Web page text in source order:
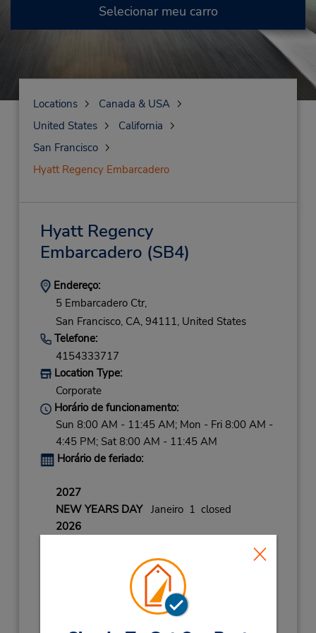
Selecionar meu carro
Locations
Canada & USA
United States
California
San Francisco
Hyatt Regency Embarcadero
Hyatt Regency
Embarcadero (SB4)
Endereço:
5 Embarcadero Ctr,
San Francisco, CA, 94111, United States
Telefone:
4154333717
Location Type:
Corporate
Horário de funcionamento:
Sun 8:00 AM - 11:45 AM; Mon - Fri 8:00 AM -
4:45 PM; Sat 8:00 AM - 11:45 AM
Horário de feriado:
2027
NEW YEARS DAYJaneiro 1 closed
2026
Dezembro 24 08:00AM
VETERANS DAYNovembro 11 closed
THANKSGVNG HLDYNovembro 27
08:00AM